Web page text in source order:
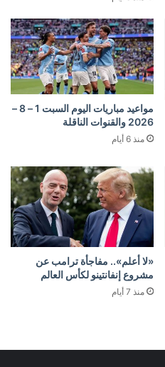
مواعيد مباريات اليوم السبت 1 – 8 –
2026 والقنوات الناقلة
منذ 6 أيام
«لا أعلم».. مفاجأة ترامب عن
مشروع إنفانتينو لكأس العالم
منذ 7 أيام